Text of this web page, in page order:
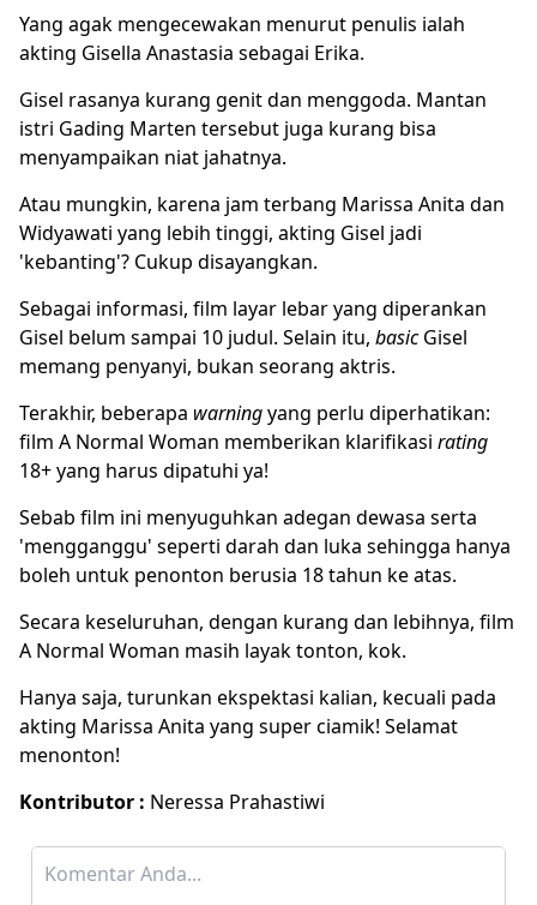
Yang agak mengecewakan menurut penulis ialah
akting Gisella Anastasia sebagai Erika.
Gisel rasanya kurang genit dan menggoda. Mantan
istri Gading Marten tersebut juga kurang bisa
menyampaikan niat jahatnya.
Atau mungkin, karena jam terbang Marissa Anita dan
Widyawati yang lebih tinggi, akting Gisel jadi
'kebanting'? Cukup disayangkan.
Sebagai informasi, film layar lebar yang diperankan
Gisel belum sampai 10 judul. Selain itu, basicGisel
memang penyanyi, bukan seorang aktris.
Terakhir, beberapa warningyang perlu diperhatikan:
film A Normal Woman memberikan klarifikasi rating
18+ yang harus dipatuhi ya!
Sebab film ini menyuguhkan adegan dewasa serta
'mengganggu' seperti darah dan luka sehingga hanya
boleh untuk penonton berusia 18 tahun ke atas.
Secara keseluruhan, dengan kurang dan lebihnya, film
A Normal Woman masih layak tonton, kok.
Hanya saja, turunkan ekspektasi kalian, kecuali pada
akting Marissa Anita yang super ciamik! Selamat
menonton!
Kontributor : Neressa Prahastiwi